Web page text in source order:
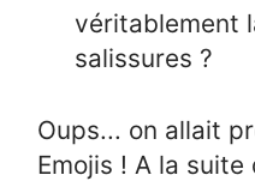
véritablement
salissures ?
Oups... on allait
Emojis ! A la suite